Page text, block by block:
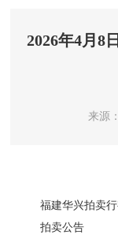
2026年4月8
来源
福建华兴拍卖行
拍卖公告